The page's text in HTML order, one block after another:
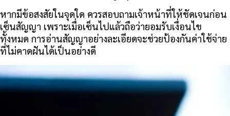
หากมีข้อสงสัยในจุดใด ควรสอบถามเจ้าหน้าที่ให้ชัดเจนก่อน
เซ็นสัญญา เพราะเมื่อเซ็นไปแล้วถือว่ายอมรับเงื่อนไข
ทั้งหมด การอ่านสัญญาอย่างละเอียดจะช่วยป้องกันค่าใช้จ่าย
ที่ไม่คาดฝันได้เป็นอย่างดี